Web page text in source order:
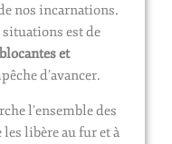
nos incarnations.
situations est de
et
d’avancer.
l’ensemble des
les libère au fur et à